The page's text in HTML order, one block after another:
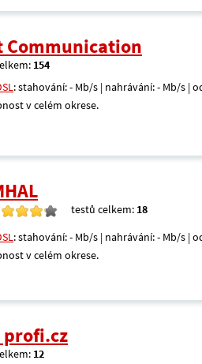
Communication
154
: stahování: - Mb/s | nahrávání: - Mb/s |
v celém okrese.
testů celkem: 18
: stahování: - Mb/s | nahrávání: - Mb/s |
v celém okrese.
profi.cz
12